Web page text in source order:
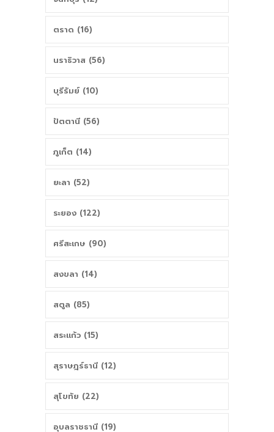
ตราด (16)
นราธิวาส (56)
บุรีรัมย์ (10)
ปัตตานี (56)
ภูเก็ต (14)
ยะลา (52)
ระยอง (122)
ศรีสะเกษ (90)
สงขลา (14)
สตูล (85)
สระแก้ว (15)
สุราษฎร์ธานี (12)
สุโขทัย (22)
อุบลราชธานี (19)